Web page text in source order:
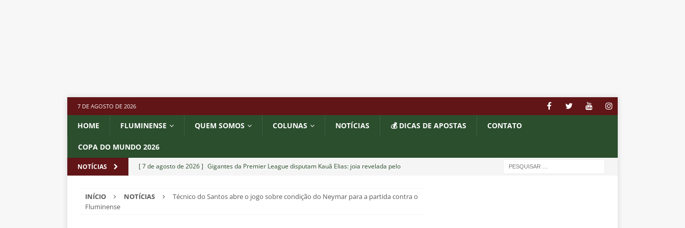
7 DE AGOSTO DE 2026
HOME FLUMINENSE QUEM SOMOS COLUNAS NOTÍCIAS 💰 DICAS DE APOSTAS CONTATO
COPA DO MUNDO 2026
NOTÍCIAS [ 7 de agosto de 2026 ] Gigantes da Premier League disputam Kauã Elias: joia revelada pelo
[ 7 de agosto de 2026 ] Botafogo x Fluminense: onde assistir ao vivo, horário e escalações do
INÍCIO NOTÍCIAS
Técnico do Santos abre o jogo sobre condição do Neymar para a partida contra o
Fluminense